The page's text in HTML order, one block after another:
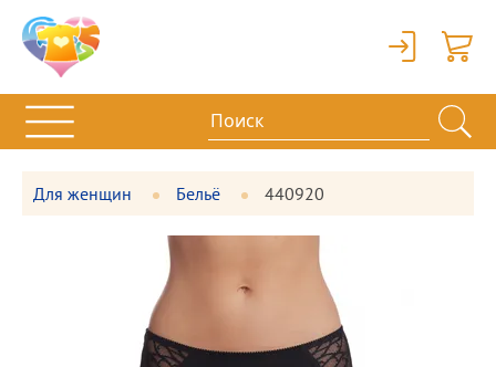
Вход
Для женщин Бельё 440920
Фотографии
товара